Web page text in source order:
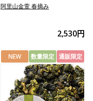
阿里山金萱 春摘み
2,530円
NEW 数量限定 通販限定